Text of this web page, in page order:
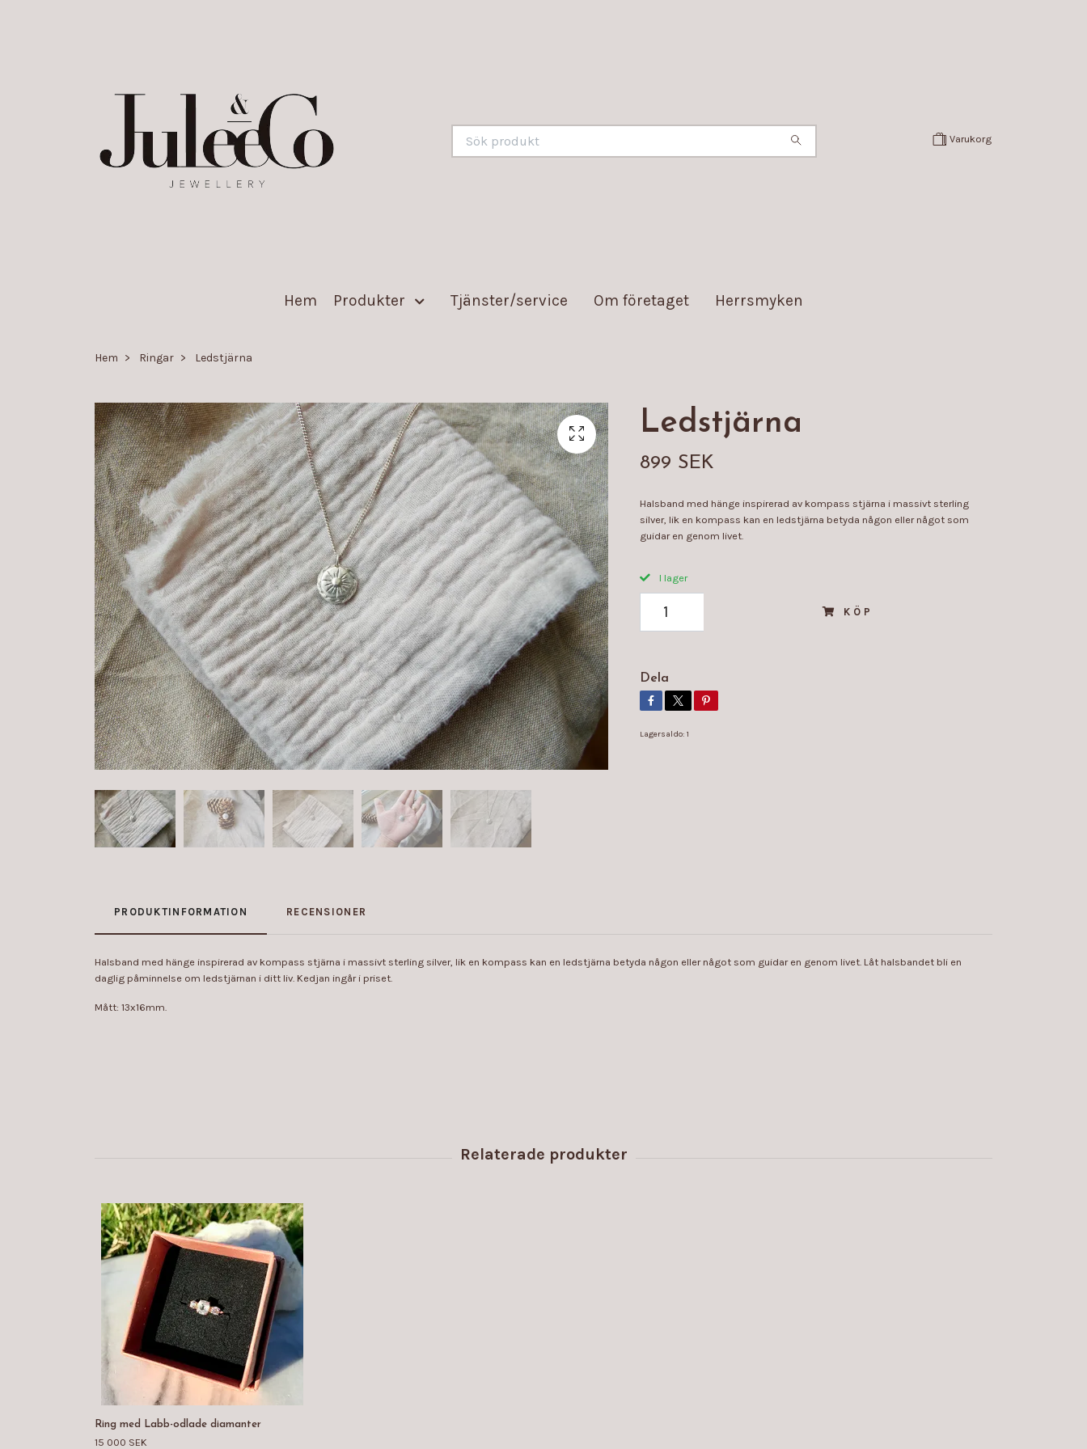
Varukorg
Hem Produkter Tjänster/service Om företaget Herrsmyken
Hem Ringar Ledstjärna
Ledstjärna
899 SEK
Halsband med hänge inspirerad av kompass stjärna i massivt sterling
silver, lik en kompass kan en ledstjärna betyda någon eller något som
guidar en genom livet.
I lager
KÖP
Dela
Lagersaldo: 1
PRODUKTINFORMATION RECENSIONER
Halsband med hänge inspirerad av kompass stjärna i massivt sterling silver, lik en kompass kan en ledstjärna betyda någon eller något som guidar en genom livet. Låt halsbandet bli en
daglig påminnelse om ledstjärnan i ditt liv. Kedjan ingår i priset.
Mått: 13x16mm.
Ring med Labb-odlade diamanter
15 000 SEK